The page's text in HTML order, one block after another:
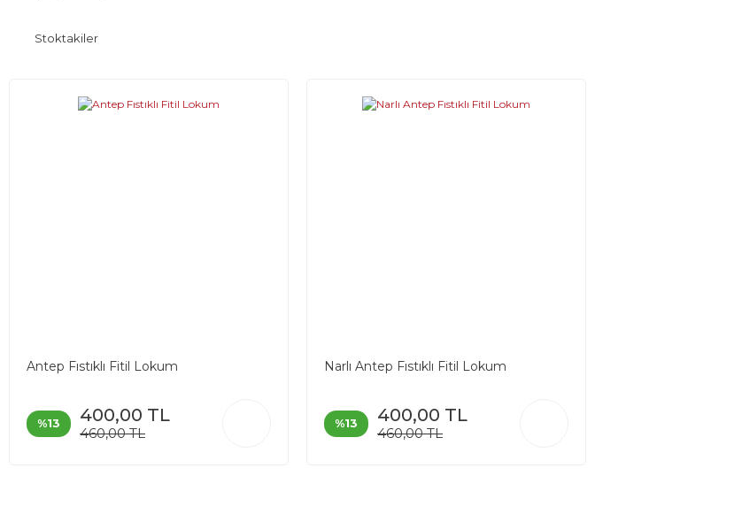
Stoktakiler
Antep Fıstıklı Fitil Lokum
%13 400,00 TL
460,00 TL
Narlı Antep Fıstıklı Fitil Lokum
%13 400,00 TL
460,00 TL